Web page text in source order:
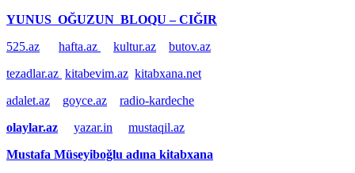
YUNUS OĞUZUN BLOQU – CIĞIR
525.az
hafta.az kultur.az
butov.az
tezadlar.az kitabevim.az kitabxana.net
adalet.az
goyce.az
radio-kardeche
olaylar.az
yazar.in
mustaqil.az
Mustafa Müseyiboğlu adına kitabxana